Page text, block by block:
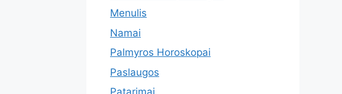
Menulis
Namai
Palmyros Horoskopai
Paslaugos